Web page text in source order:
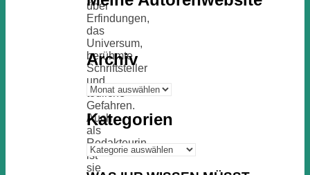
über
Erfindungen,
das
Universum,
berühmte
Schriftsteller
und
tödliche
Gefahren.
Auch
als
Redakteurin
ist
sie
Archiv
Archiv
Kategorien
Kategorien